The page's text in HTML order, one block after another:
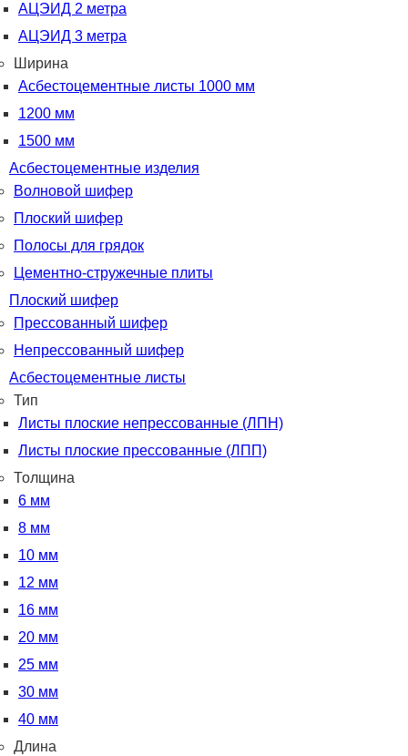
АЦЭИД 2 метра
АЦЭИД 3 метра
Ширина
Асбестоцементные листы 1000 мм
1200 мм
1500 мм
Асбестоцементные изделия
Волновой шифер
Плоский шифер
Полосы для грядок
Цементно-стружечные плиты
Плоский шифер
Прессованный шифер
Непрессованный шифер
Асбестоцементные листы
Тип
Листы плоские непрессованные (ЛПН)
Листы плоские прессованные (ЛПП)
Толщина
6 мм
8 мм
10 мм
12 мм
16 мм
20 мм
25 мм
30 мм
40 мм
Длина